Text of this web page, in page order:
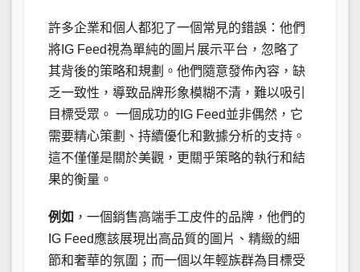
許多企業和個人都犯了一個常見的錯誤：他們
將IG Feed視為單純的圖片展示平台，忽略了
其背後的策略和規劃。他們隨意發佈內容，缺
乏一致性，導致品牌形象模糊不清，難以吸引
目標受眾。 一個成功的IG Feed並非偶然，它
需要精心策劃、持續優化和數據分析的支持。
這不僅僅是關於美觀，更關乎策略的執行和結
果的衡量。
例如 ，一個銷售高端手工皮件的品牌，他們的
IG Feed應該展現出高品質的圖片、精緻的細
節和奢華的氛圍；而一個以年輕族群為目標受